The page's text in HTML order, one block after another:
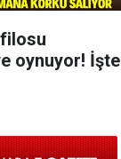
oynuyor! İşte